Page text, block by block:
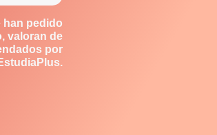
han pedido
valoran de
por